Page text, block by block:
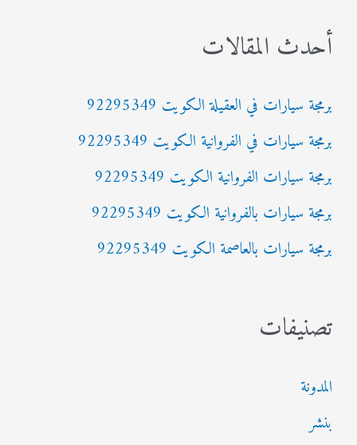
ح
ع
ن
:
أحدث المقالات
برمجة سيارات في العقيلة الكويت 92295349
برمجة سيارات في الفروانية الكويت 92295349
برمجة سيارات الفروانية الكويت 92295349
برمجة سيارات بالفروانية الكويت 92295349
برمجة سيارات بالعاصمة الكويت 92295349
تصنيفات
المدونة
بنشر